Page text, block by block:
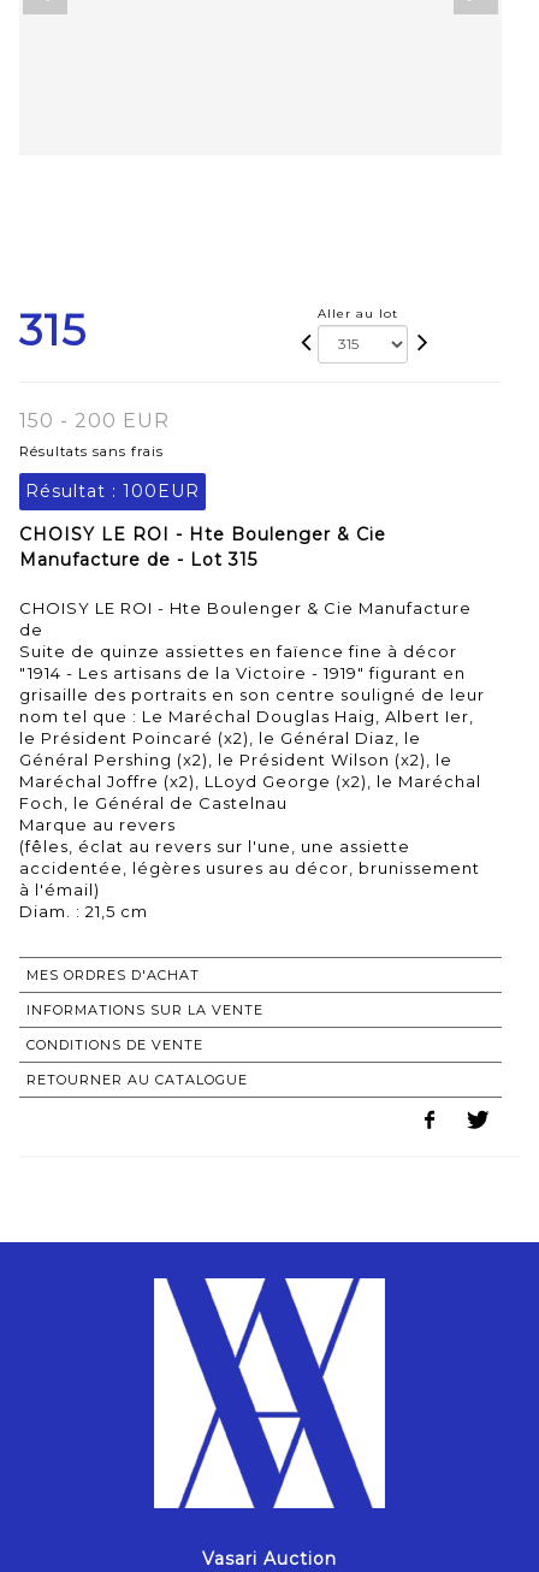
315 Aller au lot
150 - 200 EUR
Résultats sans frais
Résultat : 100EUR
CHOISY LE ROI - Hte Boulenger & Cie
Manufacture de - Lot 315
CHOISY LE ROI - Hte Boulenger & Cie Manufacture
de
Suite de quinze assiettes en faïence fine à décor
"1914 - Les artisans de la Victoire - 1919" figurant en
grisaille des portraits en son centre souligné de leur
nom tel que : Le Maréchal Douglas Haig, Albert Ier,
le Président Poincaré (x2), le Général Diaz, le
Général Pershing (x2), le Président Wilson (x2), le
Maréchal Joffre (x2), LLoyd George (x2), le Maréchal
Foch, le Général de Castelnau
Marque au revers
(fêles, éclat au revers sur l'une, une assiette
accidentée, légères usures au décor, brunissement
à l'émail)
Diam. : 21,5 cm
MES ORDRES D'ACHAT
INFORMATIONS SUR LA VENTE
CONDITIONS DE VENTE
RETOURNER AU CATALOGUE
Vasari Auction